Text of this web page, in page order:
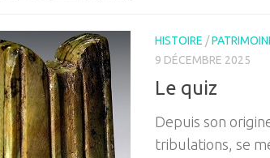
HISTOIRE /
9 DÉCEMBRE 2025
Le quiz
Depuis son
tribulations, se